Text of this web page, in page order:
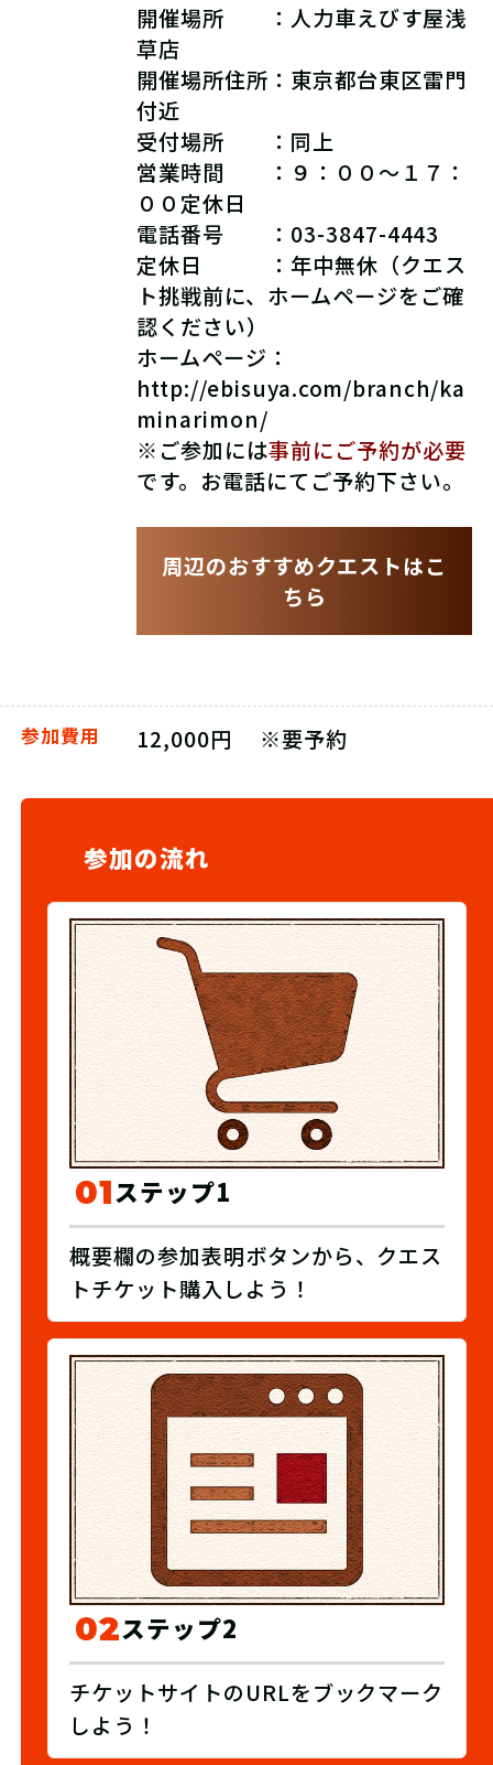
開催場所 ： 人力車えびす屋浅
草店
開催場所住所： 東京都台東区雷門
付近
受付場所 ：同上
営業時間 ：９ ：００～１７：
００ 定休日
電話番号 ：03-3847-4443
定休日 ：年中無休（クエス
ト挑戦前に、ホームページをご確
認ください）
ホームページ：
http://ebisuya.com/branch/ka
minarimon/
※ご参加には事前にご予約が必要
です。お電話にてご予約下さい。
周辺のおすすめクエストはこ
ちら
参加費用 12,000円 ※要予約
参加の流れ
01ステップ1
概要欄の参加表明ボタンから、クエス
トチケット購入しよう！
02ステップ2
チケットサイトのURLをブックマーク
しよう！